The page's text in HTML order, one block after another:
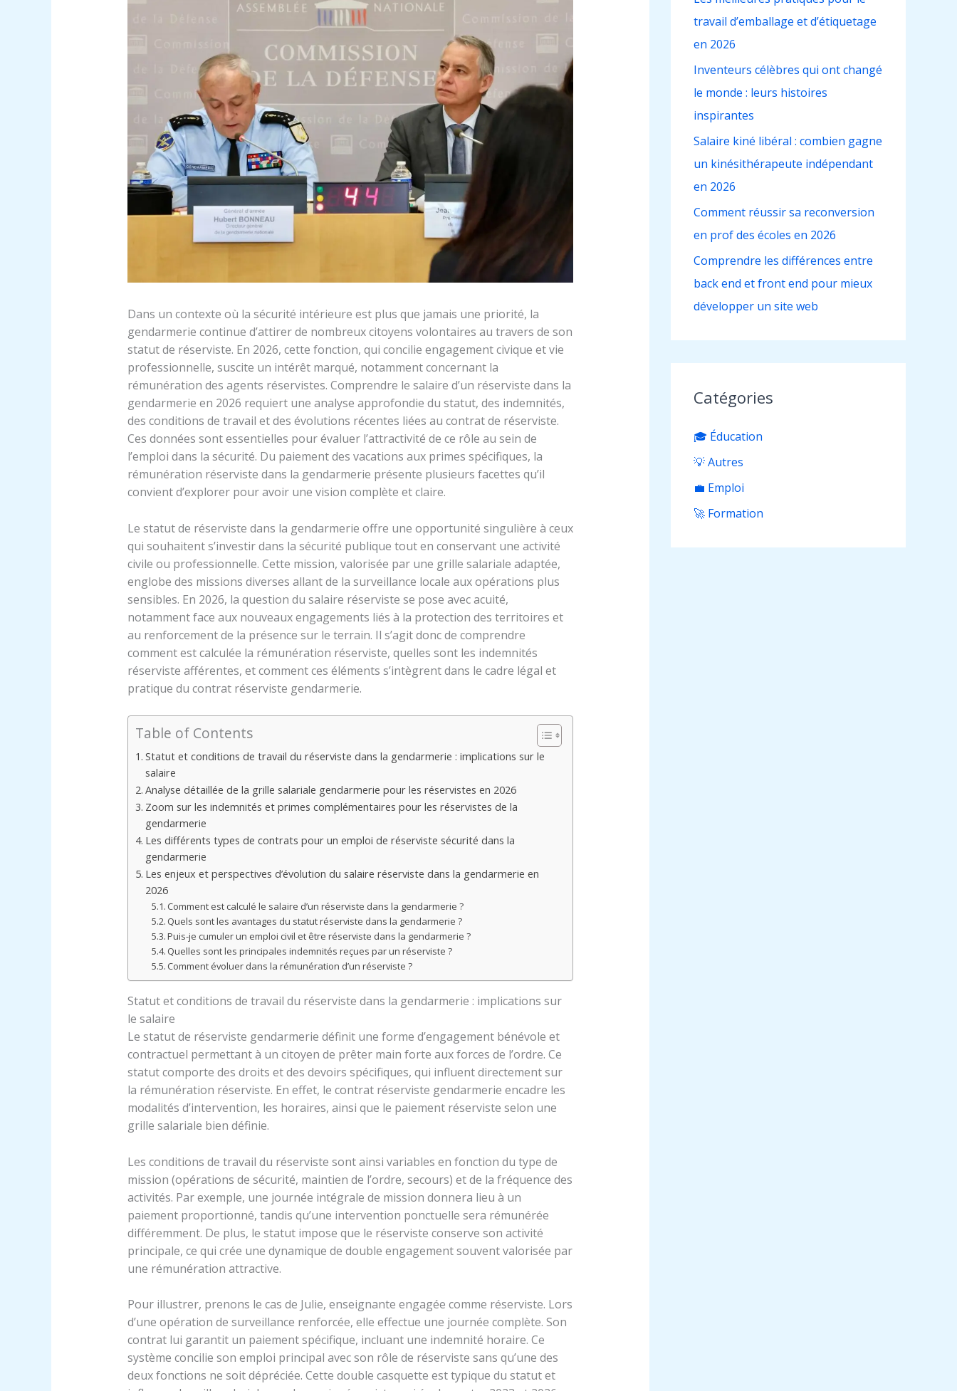
Dans un contexte où la sécurité intérieure est plus que jamais une priorité, la
gendarmerie continue d’attirer de nombreux citoyens volontaires au travers de son
statut de réserviste. En 2026, cette fonction, qui concilie engagement civique et vie
professionnelle, suscite un intérêt marqué, notamment concernant la
rémunération des agents réservistes. Comprendre le salaire d’un réserviste dans la
gendarmerie en 2026 requiert une analyse approfondie du statut, des indemnités,
des conditions de travail et des évolutions récentes liées au contrat de réserviste.
Ces données sont essentielles pour évaluer l’attractivité de ce rôle au sein de
l’emploi dans la sécurité. Du paiement des vacations aux primes spécifiques, la
rémunération réserviste dans la gendarmerie présente plusieurs facettes qu’il
convient d’explorer pour avoir une vision complète et claire.
Le statut de réserviste dans la gendarmerie offre une opportunité singulière à ceux
qui souhaitent s’investir dans la sécurité publique tout en conservant une activité
civile ou professionnelle. Cette mission, valorisée par une grille salariale adaptée,
englobe des missions diverses allant de la surveillance locale aux opérations plus
sensibles. En 2026, la question du salaire réserviste se pose avec acuité,
notamment face aux nouveaux engagements liés à la protection des territoires et
au renforcement de la présence sur le terrain. Il s’agit donc de comprendre
comment est calculée la rémunération réserviste, quelles sont les indemnités
réserviste afférentes, et comment ces éléments s’intègrent dans le cadre légal et
pratique du contrat réserviste gendarmerie.
Table of Contents
Statut et conditions de travail du réserviste dans la gendarmerie : implications sur le
salaire
Analyse détaillée de la grille salariale gendarmerie pour les réservistes en 2026
Zoom sur les indemnités et primes complémentaires pour les réservistes de la
gendarmerie
Les différents types de contrats pour un emploi de réserviste sécurité dans la
gendarmerie
Les enjeux et perspectives d’évolution du salaire réserviste dans la gendarmerie en
2026
Comment est calculé le salaire d’un réserviste dans la gendarmerie ?
Quels sont les avantages du statut réserviste dans la gendarmerie ?
Puis-je cumuler un emploi civil et être réserviste dans la gendarmerie ?
Quelles sont les principales indemnités reçues par un réserviste ?
Comment évoluer dans la rémunération d’un réserviste ?
Statut et conditions de travail du réserviste dans la gendarmerie : implications sur
le salaire
Le statut de réserviste gendarmerie définit une forme d’engagement bénévole et
contractuel permettant à un citoyen de prêter main forte aux forces de l’ordre. Ce
statut comporte des droits et des devoirs spécifiques, qui influent directement sur
la rémunération réserviste. En effet, le contrat réserviste gendarmerie encadre les
modalités d’intervention, les horaires, ainsi que le paiement réserviste selon une
grille salariale bien définie.
Les conditions de travail du réserviste sont ainsi variables en fonction du type de
mission (opérations de sécurité, maintien de l’ordre, secours) et de la fréquence des
activités. Par exemple, une journée intégrale de mission donnera lieu à un
paiement proportionné, tandis qu’une intervention ponctuelle sera rémunérée
différemment. De plus, le statut impose que le réserviste conserve son activité
principale, ce qui crée une dynamique de double engagement souvent valorisée par
une rémunération attractive.
Pour illustrer, prenons le cas de Julie, enseignante engagée comme réserviste. Lors
d’une opération de surveillance renforcée, elle effectue une journée complète. Son
contrat lui garantit un paiement spécifique, incluant une indemnité horaire. Ce
système concilie son emploi principal avec son rôle de réserviste sans qu’une des
deux fonctions ne soit dépréciée. Cette double casquette est typique du statut et
h
e
r
:
travail d’emballage et d’étiquetage
en 2026
Inventeurs célèbres qui ont changé
le monde : leurs histoires
inspirantes
Salaire kiné libéral : combien gagne
un kinésithérapeute indépendant
en 2026
Comment réussir sa reconversion
en prof des écoles en 2026
Comprendre les différences entre
back end et front end pour mieux
développer un site web
Catégories
🎓 Éducation
💡 Autres
💼 Emploi
🚀 Formation